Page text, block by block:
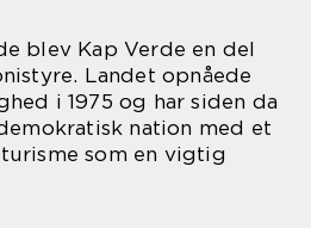
blev Kap Verde en del
Landet opnåede
i 1975 og har siden da
nation med et
som en vigtig